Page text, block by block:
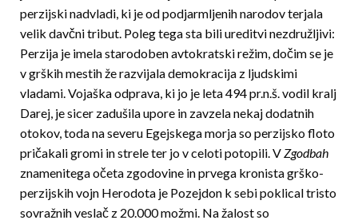
perzijski nadvladi, ki je od podjarmljenih narodov terjala
velik davčni tribut. Poleg tega sta bili ureditvi nezdružljivi:
Perzija je imela starodoben avtokratski režim, dočim se je
v grških mestih že razvijala demokracija z ljudskimi
vladami. Vojaška odprava, ki jo je leta 494 pr.n.š. vodil kralj
Darej, je sicer zadušila upore in zavzela nekaj dodatnih
otokov, toda na severu Egejskega morja so perzijsko floto
pričakali gromi in strele ter jo v celoti potopili. VZgodbah
znamenitega očeta zgodovine in prvega kronista grško-
perzijskih vojn Herodota je Pozejdon k sebi poklical tristo
sovražnih veslač z 20.000 možmi. Na žalost so